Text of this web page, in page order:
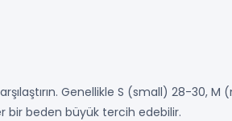
Genellikle S (small) 28-30,
bir beden büyük tercih edebilir.